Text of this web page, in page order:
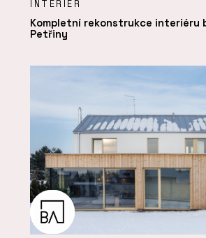
INTERIÉR
Kompletní rekonstrukce interiéru
Petřiny